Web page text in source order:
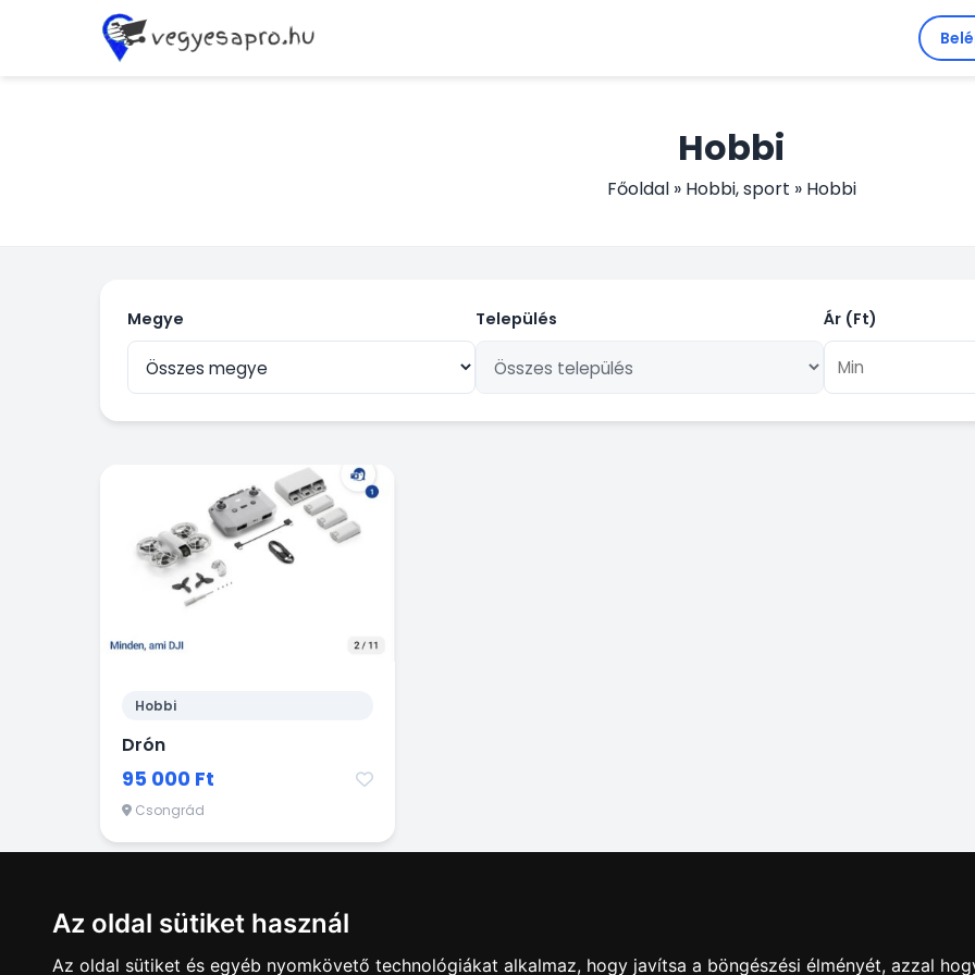
Az oldal sütiket használ
Az oldal sütiket és egyéb nyomkövető technológiákat alkalmaz, hogy javítsa a böngészési élményét, azzal
Hobbi
Főoldal» Hobbi, sport » Hobbi
Megye Település Ár (Ft)
Hobbi
Drón
95 000 Ft
Csongrád
Hirdetésfeladás | Hirdetések | Impresszum | Adatkezelés | ÁSZF |